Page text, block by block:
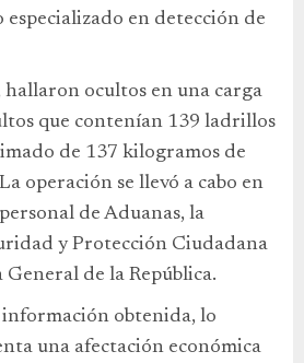
en detección de
hallaron ocultos en una carga
que contenían 139 ladrillos
de 137 kilogramos de
operación se llevó a cabo en
de Aduanas, la
y Protección Ciudadana
General de la República.
información obtenida, lo
una afectación económica